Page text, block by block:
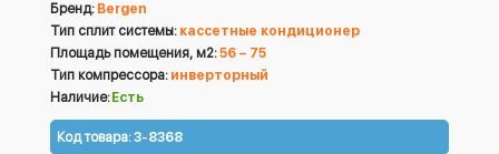
Бренд: Bergen
Тип сплит системы: кассетные кондиционер
Площадь помещения, м2:56 – 75
Тип компрессора: инверторный
Наличие: Есть
Код товара:3-8368